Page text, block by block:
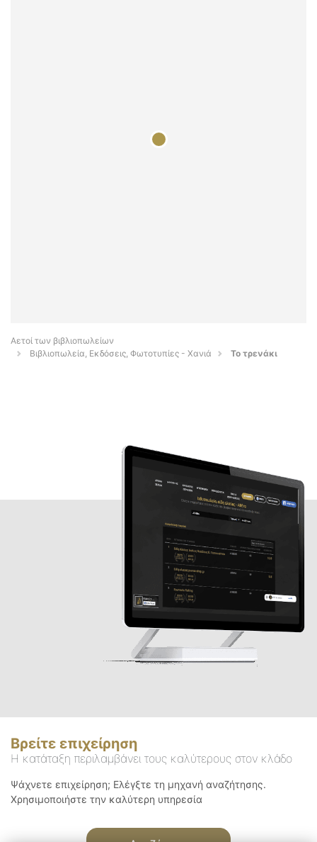
Αετοί των βιβλιοπωλείων
Βιβλιοπωλεία, Εκδόσεις, Φωτοτυπίες - Χανιά
Το τρενάκι
Βρείτε επιχείρηση
Η κατάταξη περιλαμβάνει τους καλύτερους στον κλάδο
Ψάχνετε επιχείρηση; Ελέγξτε τη μηχανή αναζήτησης.
Χρησιμοποιήστε την καλύτερη υπηρεσία